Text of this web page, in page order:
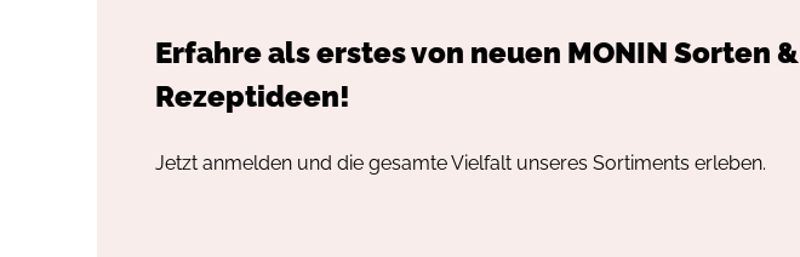
Erfahre als erstes von neuen MONIN Sorten &
Rezeptideen!
Jetzt anmelden und die gesamte Vielfalt unseres Sortiments erleben.